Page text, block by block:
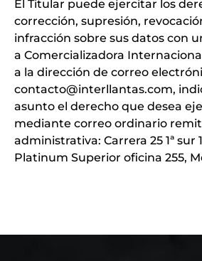
El Titular puede ejercitar los
corrección, supresión,
infracción sobre sus datos con
a Comercializadora
a la dirección de correo
contacto@interllantas.com,
asunto el derecho que desea
mediante correo ordinario
administrativa: Carrera 25 1ª sur
Platinum Superior oficina 255,